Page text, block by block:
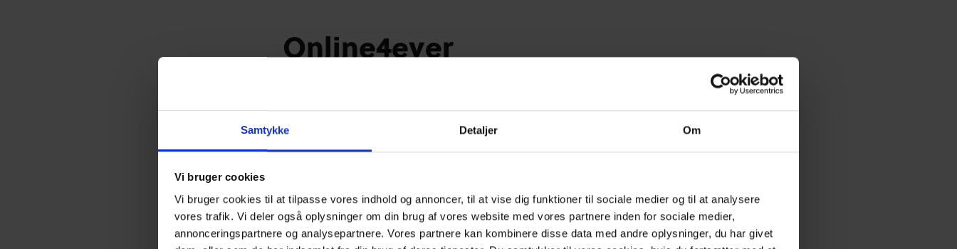
Samtykke Detaljer Om
Vi bruger cookies
Vi bruger cookies til at tilpasse vores indhold og annoncer, til at vise dig funktioner til sociale medier og til at analysere
vores trafik. Vi deler også oplysninger om din brug af vores website med vores partnere inden for sociale medier,
annonceringspartnere og analysepartnere. Vores partnere kan kombinere disse data med andre oplysninger, du har givet
Online4ever
på klassen. De ni film kan findes
her, og lærervejledningen er
Digital Dialog
Digital Dialog-hæftet er resultatet af sidste års Sikker Internet Dag, hvor vi
inviterede lærere fra hele landet til at komme med de digitale dilemmaer